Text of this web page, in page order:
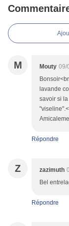
M Mouty 09/
lavande
savoir si
Répondre
Z zazimuth
Bel
Répondre